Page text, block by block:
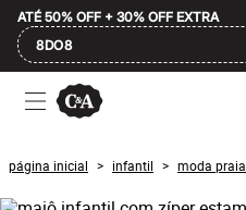
ATÉ 50% OFF + 30% OFF EXTRA
8DO8
Ofertas
Compre por Departamento
Masculino
Infantil
Calçados
página inicial > infantil > moda praia